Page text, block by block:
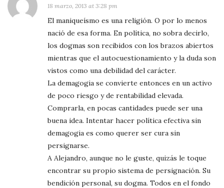
18 marzo, 2013 at 3:28 pm
El maniqueísmo es una religión. O por lo menos
nació de esa forma. En política, no sobra decirlo,
los dogmas son recibidos con los brazos abiertos
mientras que el autocuestionamiento y la duda son
vistos como una debilidad del carácter.
La demagogia se convierte entonces en un activo
de poco riesgo y de rentabilidad elevada.
Comprarla, en pocas cantidades puede ser una
buena idea. Intentar hacer política efectiva sin
demagogia es como querer ser cura sin
persignarse.
A Alejandro, aunque no le guste, quizás le toque
encontrar su propio sistema de persignación. Su
bendición personal, su dogma. Todos en el fondo